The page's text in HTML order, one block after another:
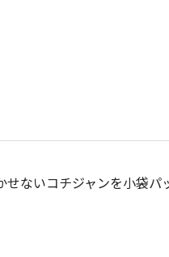
せないコチジャンを小袋パ